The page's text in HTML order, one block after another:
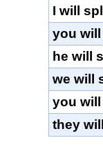
I will
you
he will
we will
you
they